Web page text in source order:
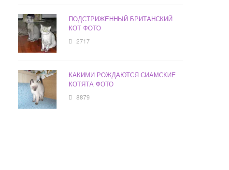
ПОДСТРИЖЕННЫЙ БРИТАНСКИЙ
КОТ ФОТО
2717
КАКИМИ РОЖДАЮТСЯ СИАМСКИЕ
КОТЯТА ФОТО
8879